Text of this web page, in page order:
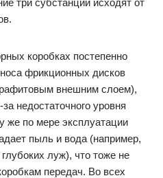
коробках постепенно
фрикционных дисков
внешним слоем),
недостаточного уровня
же по мере эксплуатации
пыль и вода (например,
луж), что тоже не
передач. Во всех